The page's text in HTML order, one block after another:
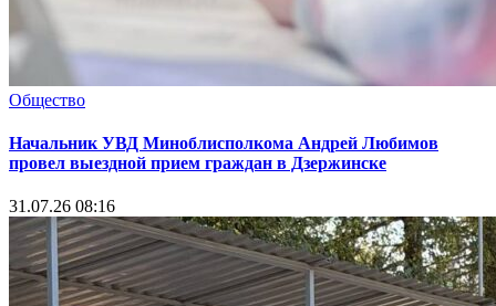
Общество
Начальник УВД Миноблисполкома Андрей Любимов
провел выездной прием граждан в Дзержинске
31.07.26 08:16